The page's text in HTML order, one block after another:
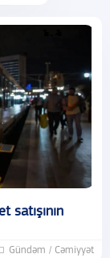
satışının
Gündəm / Cəmiyyət